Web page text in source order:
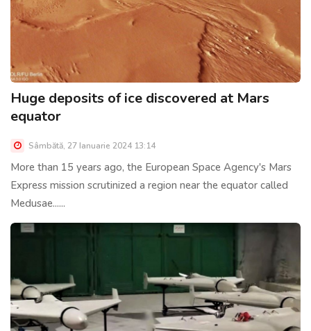
Huge deposits of ice discovered at Mars
equator
Sâmbătă, 27 Ianuarie 2024 13:14
More than 15 years ago, the European Space Agency's Mars
Express mission scrutinized a region near the equator called
Medusae......